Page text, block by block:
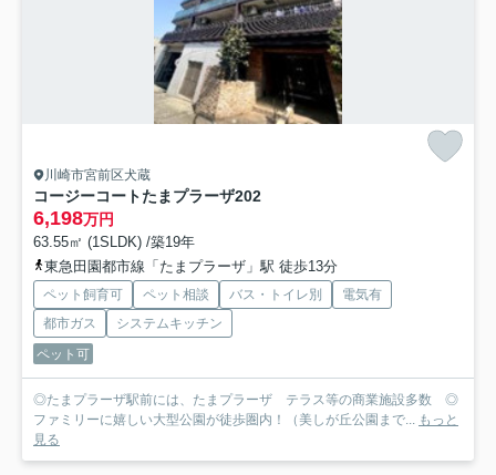
川崎市宮前区犬蔵
コージーコートたまプラーザ202
6,198万円
63.55㎡ (1SLDK) /築19年
東急田園都市線「たまプラーザ」駅 徒歩13分
ペット飼育可 ペット相談 バス・トイレ別
電気有
都市ガス
システムキッチン
ペット可
◎たまプラーザ駅前には、たまプラーザ テラス等の商業施設多数 ◎
ファミリーに嬉しい大型公園が徒歩圏内！（美しが丘公園まで...
もっと
見る